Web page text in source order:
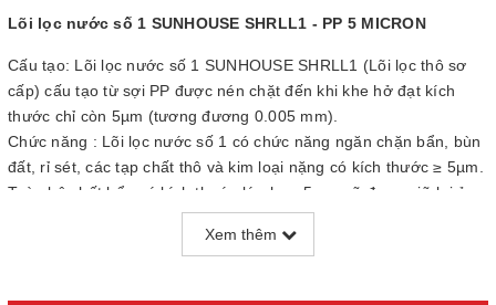
Lõi lọc nước số 1 SUNHOUSE SHRLL1 - PP 5 MICRON
Cấu tạo: Lõi lọc nước số 1 SUNHOUSE SHRLL1 (Lõi lọc thô sơ
cấp) cấu tạo từ sợi PP được nén chặt đến khi khe hở đạt kích
thước chỉ còn 5µm (tương đương 0.005 mm).
Chức năng : Lõi lọc nước số 1 có chức năng ngăn chặn bẩn, bùn
đất, rỉ sét, các tạp chất thô và kim loại nặng có kích thước ≥ 5µm.
Toàn bộ chất bẩn có kích thước lớn hơn 5 µm sẽ được giữ lại ở
Công suất: Lõi lọc nước số 1 có công suất lọc 18.000 lít.
Xem thêm